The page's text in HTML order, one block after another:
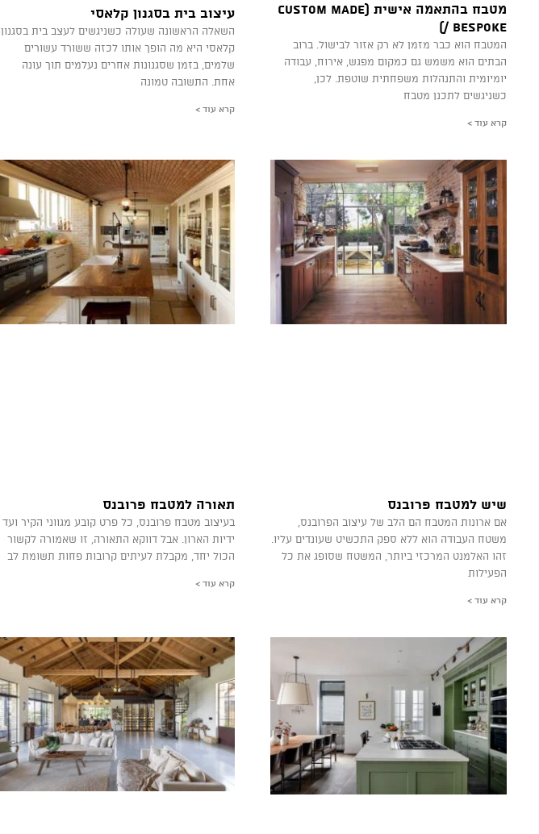
מטבח בהתאמה אישית (Custom Made
/ Bespoke)
המטבח הוא כבר מזמן לא רק אזור לבישול. ברוב
הבתים הוא משמש גם כמקום מפגש, אירוח, עבודה
יומיומית והתנהלות משפחתית שוטפת. לכן,
כשניגשים לתכנן מטבח
קרא עוד >
עיצוב בית בסגנון קלאסי
השאלה הראשונה שעולה כשניגשים לעצב בית בסגנון
קלאסי היא מה הופך אותו לכזה ששורד עשורים
שלמים, בזמן שסגנונות אחרים נעלמים תוך עונה
אחת. התשובה טמונה
קרא עוד >
שיש למטבח פרובנס
אם ארונות המטבח הם הלב של עיצוב הפרובנס,
משטח העבודה הוא ללא ספק התכשיט שעונדים עליו.
זהו האלמנט המרכזי ביותר, המשטח שסופג את כל
הפעילות
קרא עוד >
תאורה למטבח פרובנס
בעיצוב מטבח פרובנס, כל פרט קובע מגווני הקיר ועד
ידיות הארון. אבל דווקא התאורה, זו שאמורה לקשור
הכול יחד, מקבלת לעיתים קרובות פחות תשומת לב
קרא עוד >